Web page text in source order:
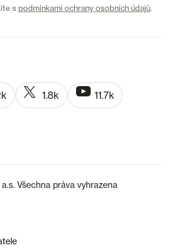
spodmínkami ochrany osobních údajů.
1.8k 11.7k
Všechna práva vyhrazena